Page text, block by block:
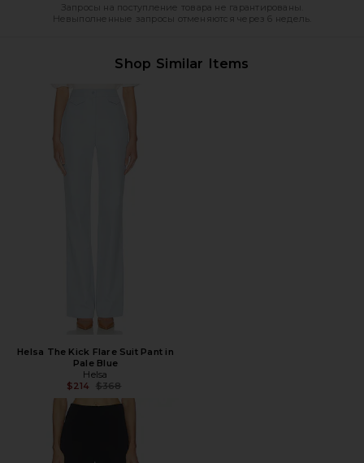
Запросы на поступление товара не гарантированы.
Невыполненные запросы отменяются через 6 недель.
Shop Similar Items
Helsa The Kick Flare Suit Pant in
Pale Blue
Helsa
$214
Предыдущая цена:
$368